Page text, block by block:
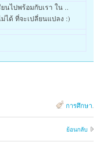
นไปพร้อมกับเรา ใน ..
ม่ได้ ที่จะเปลี่ยนแปลง :)
การศึกษา.
ย้อนกลับ